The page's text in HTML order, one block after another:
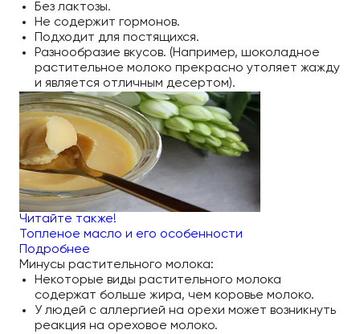
Без лактозы.
Не содержит гормонов.
Подходит для постящихся.
Разнообразие вкусов. (Например, шоколадное
растительное молоко прекрасно утоляет жажду
и является отличным десертом).
Читайте также!
Топленое масло и его особенности
Подробнее
Минусы растительного молока:
Некоторые виды растительного молока
содержат больше жира, чем коровье молоко.
У людей с аллергией на орехи может возникнуть
реакция на ореховое молоко.